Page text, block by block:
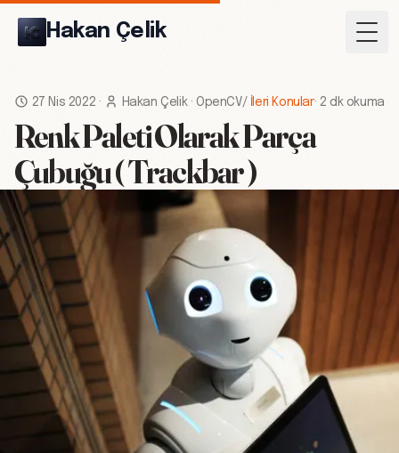
Hakan Çelik
27 Nis 2022 · Hakan Çelik· OpenCV/ İleri Konular· 2 dk okuma
Renk Paleti Olarak Parça
Çubuğu ( Trackbar )